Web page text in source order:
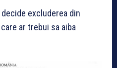
decide excluderea din
ar trebui sa aiba